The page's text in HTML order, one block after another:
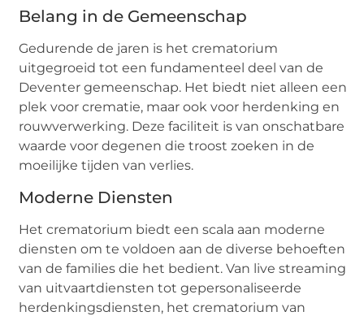
Belang in de Gemeenschap
Gedurende de jaren is het crematorium
uitgegroeid tot een fundamenteel deel van de
Deventer gemeenschap. Het biedt niet alleen een
plek voor crematie, maar ook voor herdenking en
rouwverwerking. Deze faciliteit is van onschatbare
waarde voor degenen die troost zoeken in de
moeilijke tijden van verlies.
Moderne Diensten
Het crematorium biedt een scala aan moderne
diensten om te voldoen aan de diverse behoeften
van de families die het bedient. Van live streaming
van uitvaartdiensten tot gepersonaliseerde
herdenkingsdiensten, het crematorium van